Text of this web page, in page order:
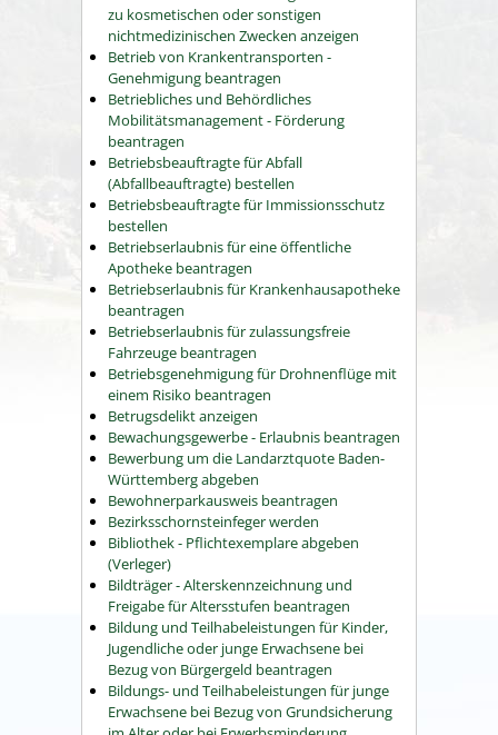
zu kosmetischen oder sonstigen
nichtmedizinischen Zwecken anzeigen
Betrieb von Krankentransporten -
Genehmigung beantragen
Betriebliches und Behördliches
Mobilitätsmanagement - Förderung
beantragen
Betriebsbeauftragte für Abfall
(Abfallbeauftragte) bestellen
Betriebsbeauftragte für Immissionsschutz
bestellen
Betriebserlaubnis für eine öffentliche
Apotheke beantragen
Betriebserlaubnis für Krankenhausapotheke
beantragen
Betriebserlaubnis für zulassungsfreie
Fahrzeuge beantragen
Betriebsgenehmigung für Drohnenflüge mit
einem Risiko beantragen
Betrugsdelikt anzeigen
Bewachungsgewerbe - Erlaubnis beantragen
Bewerbung um die Landarztquote Baden-
Württemberg abgeben
Bewohnerparkausweis beantragen
Bezirksschornsteinfeger werden
Bibliothek - Pflichtexemplare abgeben
(Verleger)
Bildträger - Alterskennzeichnung und
Freigabe für Altersstufen beantragen
Bildung und Teilhabeleistungen für Kinder,
Jugendliche oder junge Erwachsene bei
Bezug von Bürgergeld beantragen
Bildungs- und Teilhabeleistungen für junge
Erwachsene bei Bezug von Grundsicherung